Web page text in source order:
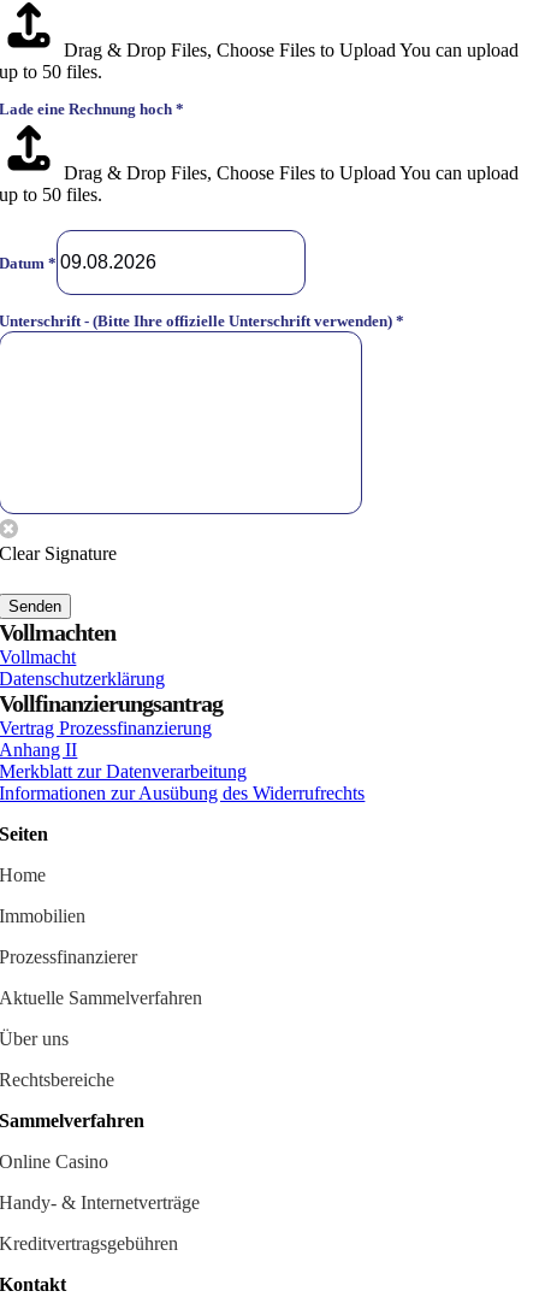
Drag & Drop Files,Choose Files to Upload You can upload
up to 50 files.
Lade eine Rechnung hoch*
Drag & Drop Files,Choose Files to Upload You can upload
up to 50 files.
Datum*
Unterschrift - (Bitte Ihre offizielle Unterschrift verwenden)*
Clear Signature
Senden
Vollmachten
Vollmacht
Datenschutzerklärung
Vollfinanzierungsantrag
Vertrag Prozessfinanzierung
Anhang II
Merkblatt zur Datenverarbeitung
Informationen zur Ausübung des Widerrufrechts
Seiten
Home
Immobilien
Prozessfinanzierer
Aktuelle Sammelverfahren
Über uns
Rechtsbereiche
Sammelverfahren
Online Casino
Handy- & Internetverträge
Kreditvertragsgebühren
Kontakt